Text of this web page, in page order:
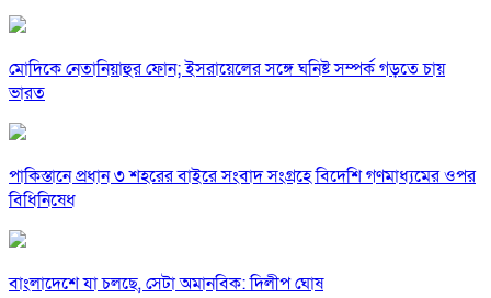
মোদিকে নেতানিয়াহুর ফোন; ইসরায়েলের সঙ্গে ঘনিষ্ট সম্পর্ক গড়তে চায়
ভারত
পাকিস্তানে প্রধান ৩ শহরের বাইরে সংবাদ সংগ্রহে বিদেশি গণমাধ্যমের ওপর
বিধিনিষেধ
বাংলাদেশে যা চলছে, সেটা অমানবিক: দিলীপ ঘোষ